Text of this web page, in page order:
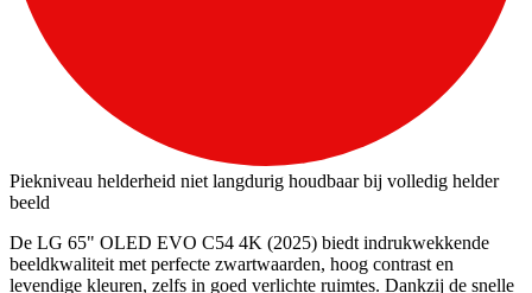
Piekniveau helderheid niet langdurig houdbaar bij volledig helder
beeld
De LG 65" OLED EVO C54 4K (2025) biedt indrukwekkende
beeldkwaliteit met perfecte zwartwaarden, hoog contrast en
levendige kleuren, zelfs in goed verlichte ruimtes. Dankzij de snelle